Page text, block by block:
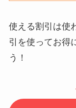
使える割引は使
引を使ってお得
う！